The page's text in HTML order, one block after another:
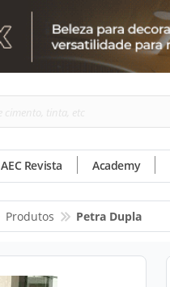
AEC Revista Academy
Produtos Petra Dupla